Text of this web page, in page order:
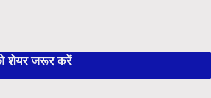
शेयर जरूर करें